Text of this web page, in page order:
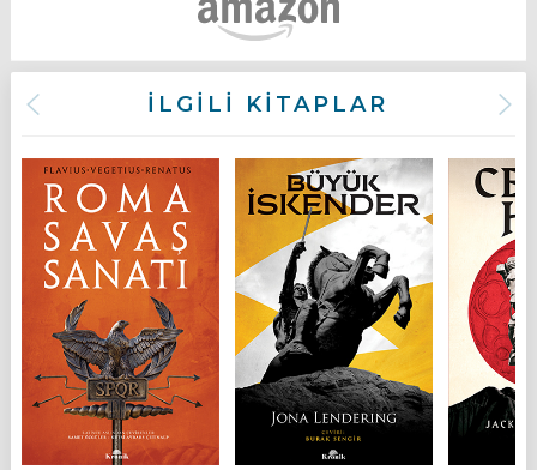
İLGİLİ KİTAPLAR